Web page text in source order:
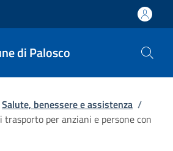
di Palosco
Salute, benessere e assistenza /
trasporto per anziani e persone con